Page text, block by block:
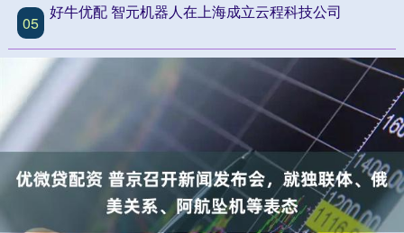
05
好牛优配 智元机器人在上海成立云程科技公司